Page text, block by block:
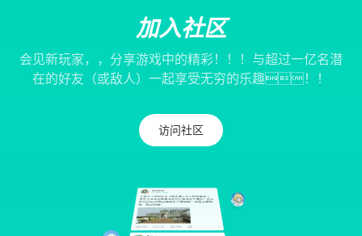
加入社区
会见新玩家，，分享游戏中的精彩！！！与超过一亿名潜
在的好友（或敌人）一起享受无穷的乐趣！！
访问社区